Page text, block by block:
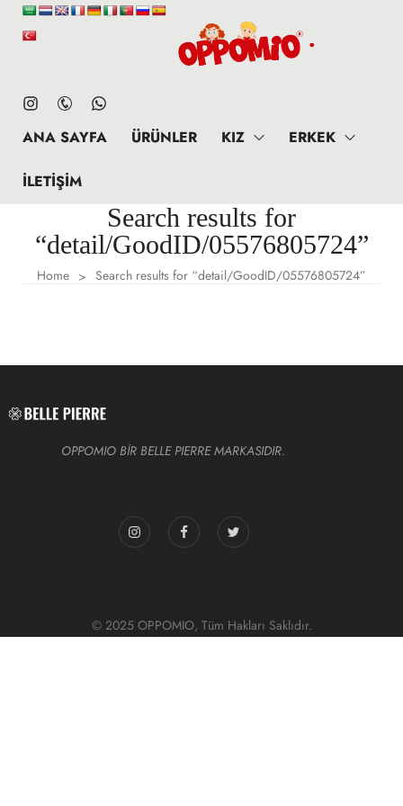
ANA SAYFA ÜRÜNLER KIZ ERKEK
İLETIŞIM
Search results for
“detail/GoodID/05576805724”
Home > Search results for “detail/GoodID/05576805724”
OPPOMIO BİR BELLE PIERRE MARKASIDIR.
© 2025 OPPOMIO, Tüm Hakları Saklıdır.